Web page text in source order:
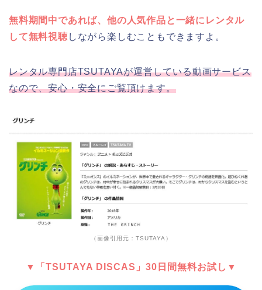
無料期間中であれば、他の人気作品と一緒にレンタル
して無料視聴 しながら楽しむこともできますよ。
レンタル専門店TSUTAYAが運営している動画サービス
なので、安心・安全にご覧頂けます。
（画像引用元：TSUTAYA）
▼「TSUTAYA DISCAS」30日間無料お試し▼